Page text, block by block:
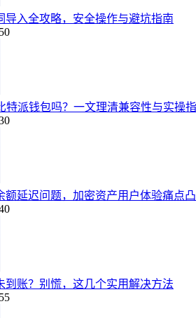
导入全攻略，安全操作与避坑指南
特派钱包吗？一文理清兼容性与实操
额延迟问题，加密资产用户体验痛点
到账？别慌，这几个实用解决方法